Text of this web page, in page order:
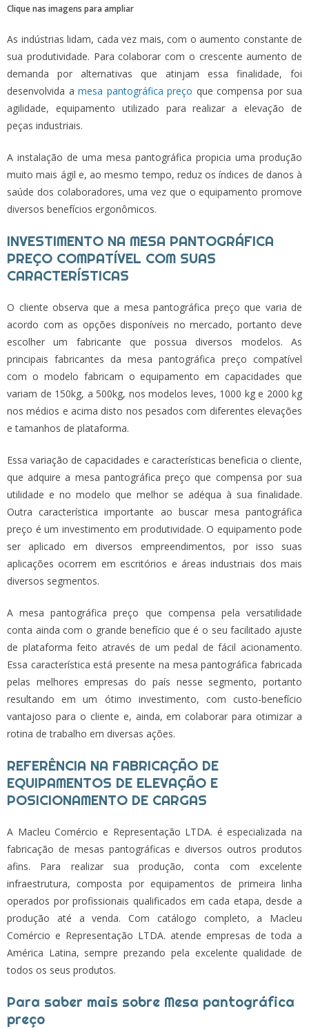
Clique nas imagens para ampliar
As indústrias lidam, cada vez mais, com o aumento constante de
sua produtividade. Para colaborar com o crescente aumento de
demanda por alternativas que atinjam essa finalidade, foi
desenvolvida a mesa pantográfica preço que compensa por sua
agilidade, equipamento utilizado para realizar a elevação de
peças industriais.
A instalação de uma mesa pantográfica propicia uma produção
muito mais ágil e, ao mesmo tempo, reduz os índices de danos à
saúde dos colaboradores, uma vez que o equipamento promove
diversos benefícios ergonômicos.
INVESTIMENTO NA MESA PANTOGRÁFICA
PREÇO COMPATÍVEL COM SUAS
CARACTERÍSTICAS
O cliente observa que a mesa pantográfica preço que varia de
acordo com as opções disponíveis no mercado, portanto deve
escolher um fabricante que possua diversos modelos. As
principais fabricantes da mesa pantográfica preço compatível
com o modelo fabricam o equipamento em capacidades que
variam de 150kg, a 500kg, nos modelos leves, 1000 kg e 2000 kg
nos médios e acima disto nos pesados com diferentes elevações
e tamanhos de plataforma.
Essa variação de capacidades e características beneficia o cliente,
que adquire a mesa pantográfica preço que compensa por sua
utilidade e no modelo que melhor se adéqua à sua finalidade.
Outra característica importante ao buscar mesa pantográfica
preço é um investimento em produtividade. O equipamento pode
ser aplicado em diversos empreendimentos, por isso suas
aplicações ocorrem em escritórios e áreas industriais dos mais
diversos segmentos.
Amesa pantográfica preço que compensa pela versatilidade
conta ainda com o grande benefício que é o seu facilitado ajuste
de plataforma feito através de um pedal de fácil acionamento.
Essa característica está presente na mesa pantográfica fabricada
pelas melhores empresas do país nesse segmento, portanto
resultando em um ótimo investimento, com custo-benefício
vantajoso para o cliente e, ainda, em colaborar para otimizar a
rotina de trabalho em diversas ações.
REFERÊNCIA NA FABRICAÇÃO DE
EQUIPAMENTOS DE ELEVAÇÃO E
POSICIONAMENTO DE CARGAS
A Macleu Comércio e Representação LTDA. é especializada na
fabricação de mesas pantográficas e diversos outros produtos
afins. Para realizar sua produção, conta com excelente
infraestrutura, composta por equipamentos de primeira linha
operados por profissionais qualificados em cada etapa, desde a
produção até a venda. Com catálogo completo, a Macleu
Comércio e Representação LTDA. atende empresas de toda a
América Latina, sempre prezando pela excelente qualidade de
todos os seus produtos.
Para saber mais sobre Mesa pantográfica
preço